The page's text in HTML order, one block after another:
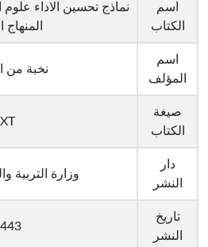
اسم
الكتاب
نماذج تحسين الاداء علوم
اسم
المؤلف
نخبة من
صيغة
الكتاب
دار
النشر
وزارة التربية
تاريخ
النشر
1443